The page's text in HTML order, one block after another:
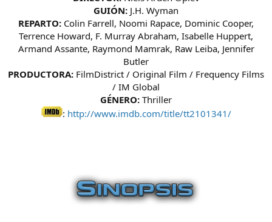
GUIÓN: J.H. Wyman
REPARTO: Colin Farrell, Noomi Rapace, Dominic Cooper,
Terrence Howard, F. Murray Abraham, Isabelle Huppert,
Armand Assante, Raymond Mamrak, Raw Leiba, Jennifer
Butler
PRODUCTORA: FilmDistrict / Original Film / Frequency Films
/ IM Global
GÉNERO: Thriller
: http://www.imdb.com/title/tt2101341/